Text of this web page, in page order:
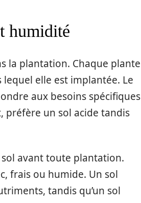
humidité
la plantation. Chaque plante
elle est implantée. Le
aux besoins spécifiques
préfère un sol acide tandis
avant toute plantation.
frais ou humide. Un sol
tandis qu’un sol